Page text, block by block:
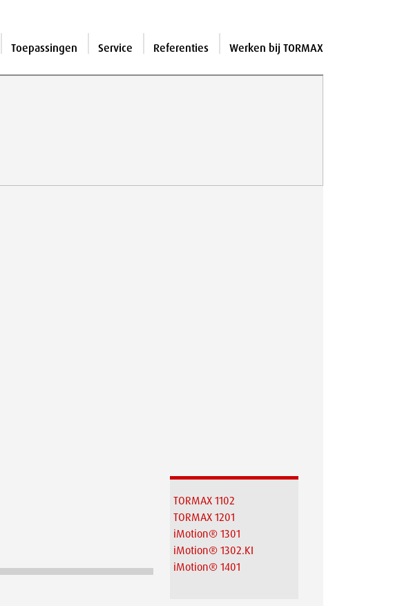
Toepassingen Service Referenties Werken bij TORMAX
TORMAX 1102
TORMAX 1201
iMotion® 1301
iMotion® 1302.KI
iMotion® 1401